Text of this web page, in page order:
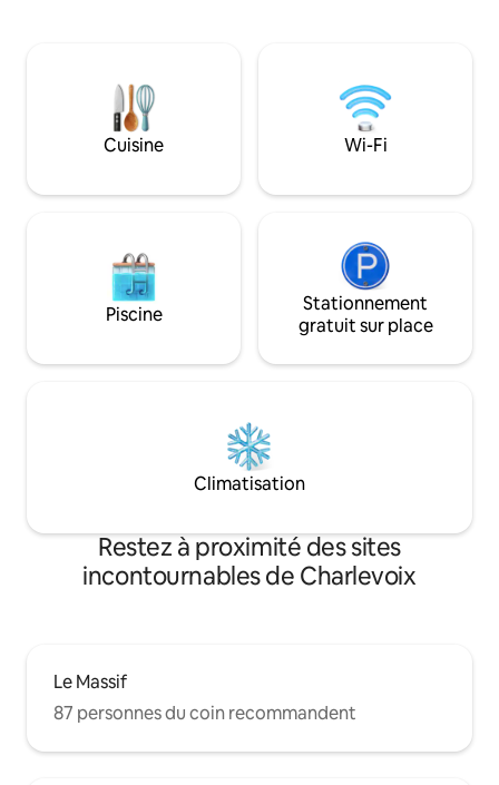
proximité. Capacité 6 adultes maximum
et 4 enfants.
dans la nature :
douche
chemin privé à
Cuisine Wi-Fi
Piscine
Stationnement
gratuit sur place
Climatisation
Restez à proximité des sites
incontournables de Charlevoix
Le Massif
87 personnes du coin recommandent